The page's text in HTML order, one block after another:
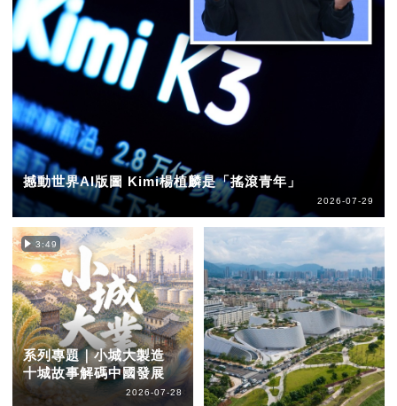
撼動世界AI版圖 Kimi楊植麟是「搖滾青年」
2026-07-29
3:49
系列專題｜小城大製造
十城故事解碼中國發展
2026-07-28